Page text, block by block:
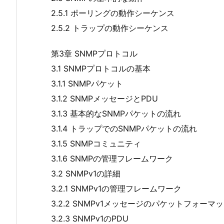
2.5.1 ポーリングの動作シーケンス
2.5.2 トラップの動作シーケンス
第3章 SNMPプロトコル
3.1 SNMPプロトコルの基本
3.1.1 SNMPパケット
3.1.2 SNMPメッセージとPDU
3.1.3 基本的なSNMPパケットの流れ
3.1.4 トラップでのSNMPパケットの流れ
3.1.5 SNMPコミュニティ
3.1.6 SNMPの管理フレームワーク
3.2 SNMPv1の詳細
3.2.1 SNMPv1の管理フレームワーク
3.2.2 SNMPv1メッセージのパケットフォーマッ
3.2.3 SNMPv1のPDU